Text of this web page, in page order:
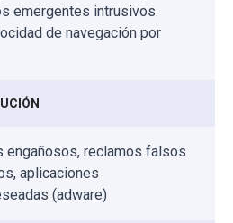
emergentes intrusivos.
de navegación por
engañosos, reclamos falsos
aplicaciones
(adware)